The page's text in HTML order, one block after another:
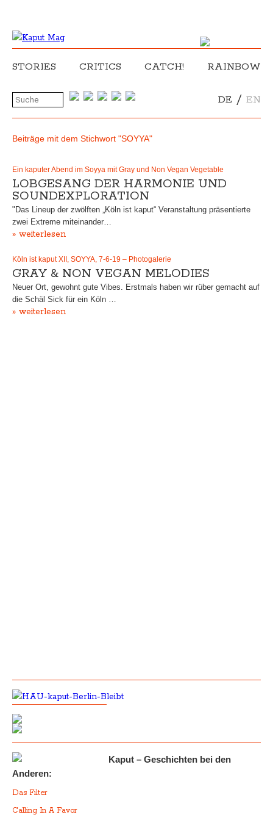
STORIES CRITICS CATCH! RAINBOW
DE / EN
Beiträge mit dem Stichwort "SOYYA"
Ein kaputer Abend im Soyya mit Gray und Non Vegan Vegetable
LOBGESANG DER HARMONIE UND
SOUNDEXPLORATION
"Das Lineup der zwölften „Köln ist kaput“ Veranstaltung präsentierte
zwei Extreme miteinander…
» weiterlesen
Köln ist kaput XII, SOYYA, 7-6-19 – Photogalerie
GRAY & NON VEGAN MELODIES
Neuer Ort, gewohnt gute Vibes. Erstmals haben wir rüber gemacht auf
die Schäl Sick für ein Köln …
» weiterlesen
Kaput – Geschichten bei den
Anderen:
Das Filter
Calling In A Favor